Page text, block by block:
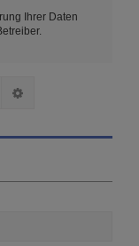
Ihrer Daten
Suche